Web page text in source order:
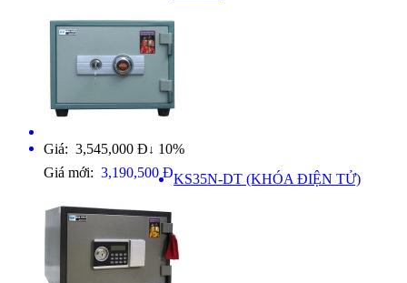
Giá: 3,545,000 Đ ↓ 10%
Giá mới: 3,190,500 ĐKS35N-DT (KHÓA ĐIỆN TỬ)